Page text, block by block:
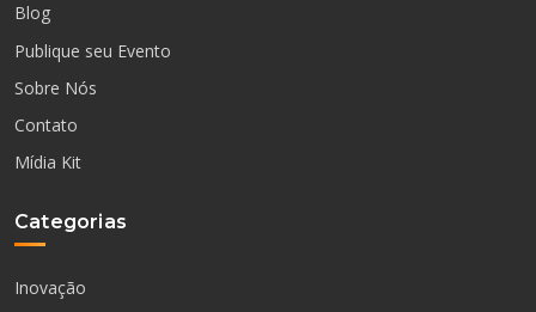
Blog
Publique seu Evento
Sobre Nós
Contato
Mídia Kit
Categorias
Inovação